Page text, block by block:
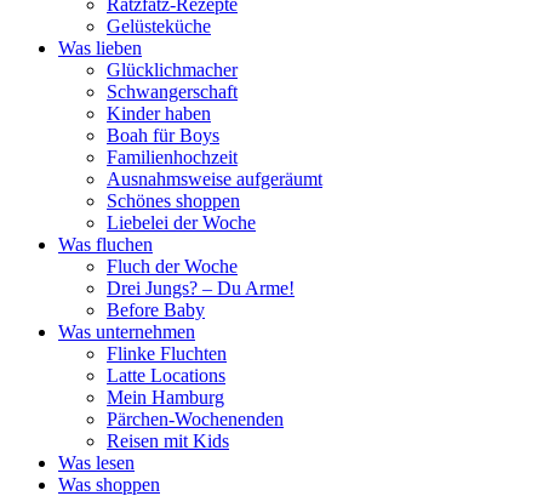
Ratzfatz-Rezepte
Gelüsteküche
Was lieben
Glücklichmacher
Schwangerschaft
Kinder haben
Boah für Boys
Familienhochzeit
Ausnahmsweise aufgeräumt
Schönes shoppen
Liebelei der Woche
Was fluchen
Fluch der Woche
Drei Jungs? – Du Arme!
Before Baby
Was unternehmen
Flinke Fluchten
Latte Locations
Mein Hamburg
Pärchen-Wochenenden
Reisen mit Kids
Was lesen
Was shoppen